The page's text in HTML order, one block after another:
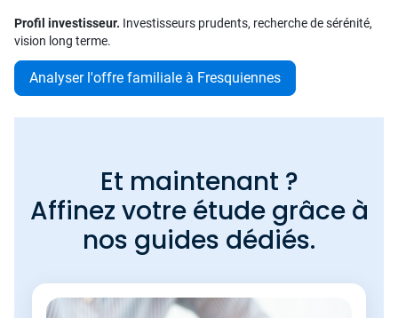
Profil investisseur. Investisseurs prudents, recherche de sérénité,
vision long terme.
Analyser l'offre familiale à Fresquiennes
Et maintenant ?
Affinez votre étude grâce à
nos guides dédiés.